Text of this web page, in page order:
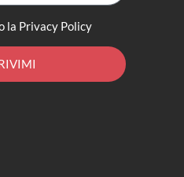
la Privacy Policy